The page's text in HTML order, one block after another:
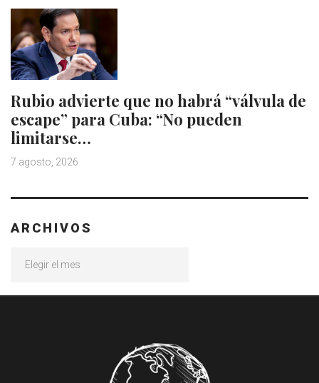
Rubio advierte que no habrá “válvula de
escape” para Cuba: “No pueden
limitarse…
7 agosto, 2026
ARCHIVOS